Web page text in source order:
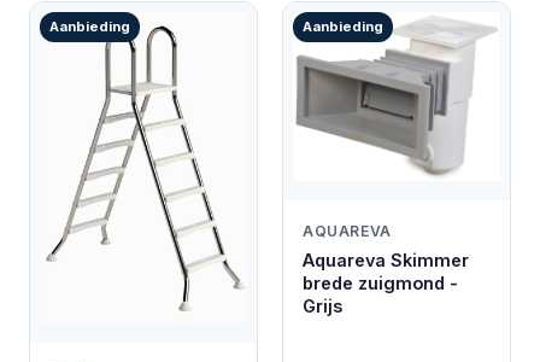
Aanbieding Aanbieding
AQUAREVA
Aquareva Skimmer
brede zuigmond -
Grijs